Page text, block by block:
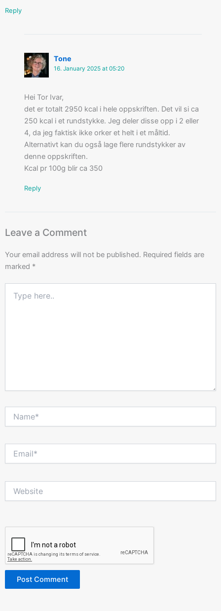
Reply
Tone
16. January 2025 at 05:20
Hei Tor Ivar,
det er totalt 2950 kcal i hele oppskriften. Det vil si ca
250 kcal i et rundstykke. Jeg deler disse opp i 2 eller
4, da jeg faktisk ikke orker et helt i et måltid.
Alternativt kan du også lage flere rundstykker av
denne oppskriften.
Kcal pr 100g blir ca 350
Reply
Leave a Comment
Your email address will not be published. Required fields are
marked *
here..